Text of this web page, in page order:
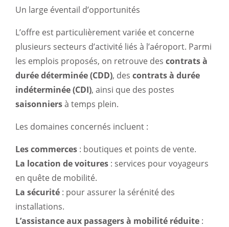
Un large éventail d’opportunités
L’offre est particulièrement variée et concerne
plusieurs secteurs d’activité liés à l’aéroport. Parmi
les emplois proposés, on retrouve des contrats à
durée déterminée (CDD), des contrats à durée
indéterminée (CDI), ainsi que des postes
saisonniersà temps plein.
Les domaines concernés incluent :
Les commerces : boutiques et points de vente.
La location de voitures : services pour voyageurs
en quête de mobilité.
La sécurité : pour assurer la sérénité des
installations.
L’assistance aux passagers à mobilité réduite :